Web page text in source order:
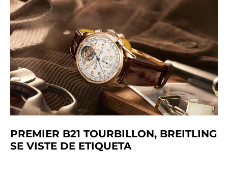
PREMIER B21 TOURBILLON, BREITLING
SE VISTE DE ETIQUETA